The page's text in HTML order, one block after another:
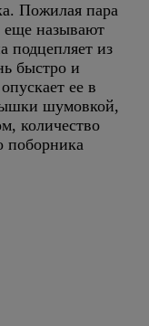
Пожилая пара
еще называют
подцепляет из
быстро и
ее в
шумовкой,
количество
поборника